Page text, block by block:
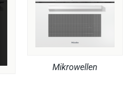
Mikrowellen